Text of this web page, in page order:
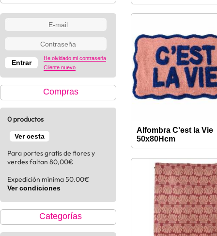
He olvidado mi contraseña
Cliente nuevo
Compras
0 productos
Ver cesta
Para portes gratis de flores y
verdes faltan 80,00€
Expedición mínima 50.00€
Ver condiciones
Categorías
Alfombra C'est la Vie
50x80Hcm